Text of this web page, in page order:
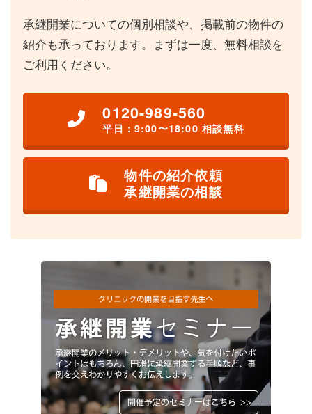
承継開業についての個別相談や、掲載前の物件の
紹介も承っております。まずは一度、無料相談を
ご利用ください。
0120-989-560
平日：9:00〜18:00 相談無料
物件の紹介依頼
承継開業の相談